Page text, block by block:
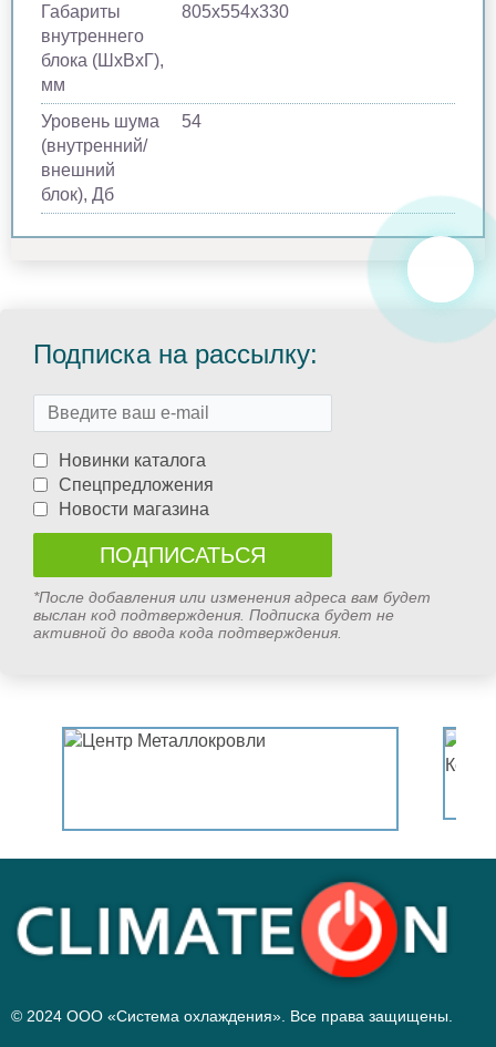
Габариты
внутреннего
блока (ШхВхГ),
мм
805х554х330
Уровень шума
(внутренний/
внешний
блок), Дб
54
Подписка на рассылку:
Новинки каталога
Спецпредложения
Новости магазина
*После добавления или изменения адреса вам будет
выслан код подтверждения. Подписка будет не
активной до ввода кода подтверждения.
© 2024 ООО «Система охлаждения». Все права защищены.